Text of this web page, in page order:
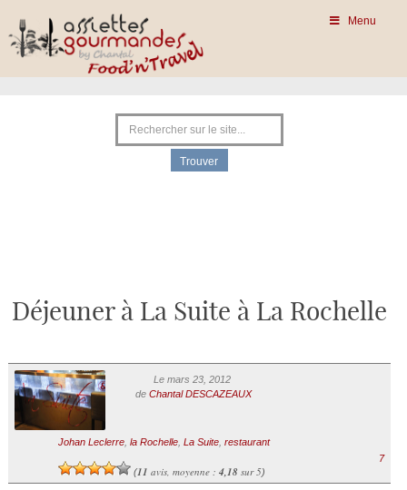
Menu
Déjeuner à La Suite à La Rochelle
Le mars 23, 2012
de Chantal DESCAZEAUX
Johan Leclerre, la Rochelle, La Suite, restaurant
(11 avis, moyenne : 4,18 sur 5)
7